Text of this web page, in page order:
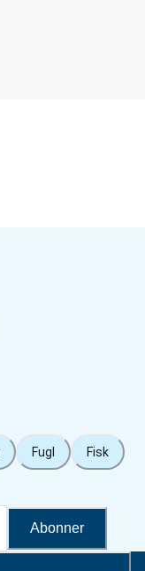
Fugl Fisk
Abonner